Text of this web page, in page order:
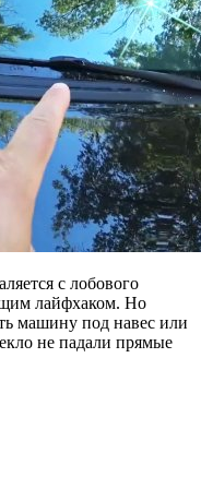
с лобового
лайфхаком. Но
машину под навес или
не падали прямые